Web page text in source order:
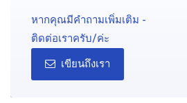
หากคุณมีคำถามเพิ่มเติม -
ติดต่อเราครับ/ค่ะ
เขียนถึงเรา